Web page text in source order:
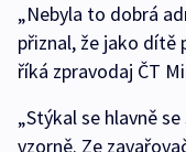
„Nebyla to dobrá
přiznal, že jako dítě
říká zpravodaj ČT
„Stýkal se hlavně
vzorně. Ze